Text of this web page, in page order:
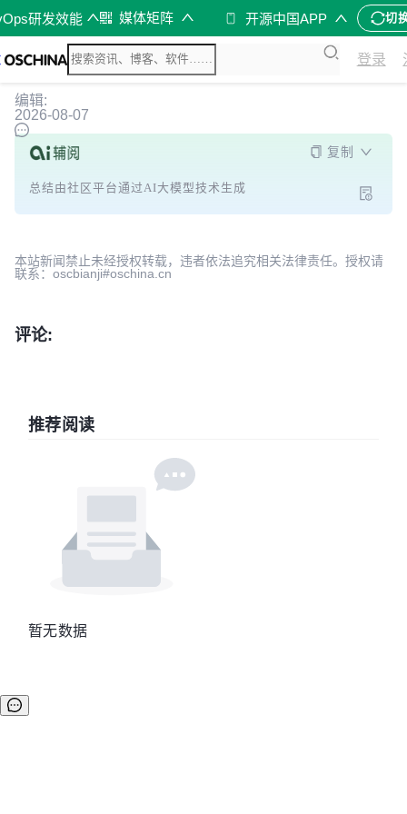
研发效能 媒体矩阵 开源中国APP 切
登录
编辑:
2026-08-07
复制
总结由社区平台通过AI大模型技术生成
本站新闻禁止未经授权转载，违者依法追究相关法律责任。授权请
联系：oscbianji#oschina.cn
评论:
推荐阅读
暂无数据